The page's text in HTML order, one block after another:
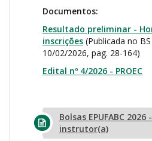
Documentos:
Resultado preliminar -
inscrições (Publicada no
10/02/2026, pag. 28-164)
Edital nº 4/2026 - PROEC
Bolsas EPUFABC
instrutor(a)